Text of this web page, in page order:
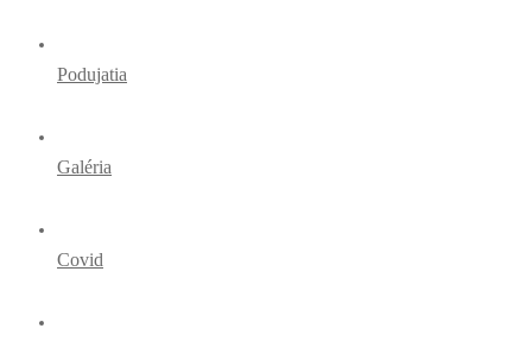
Podujatia
Galéria
Covid